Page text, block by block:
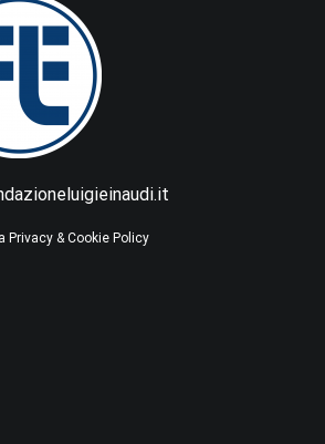
Privacy & Cookie Policy